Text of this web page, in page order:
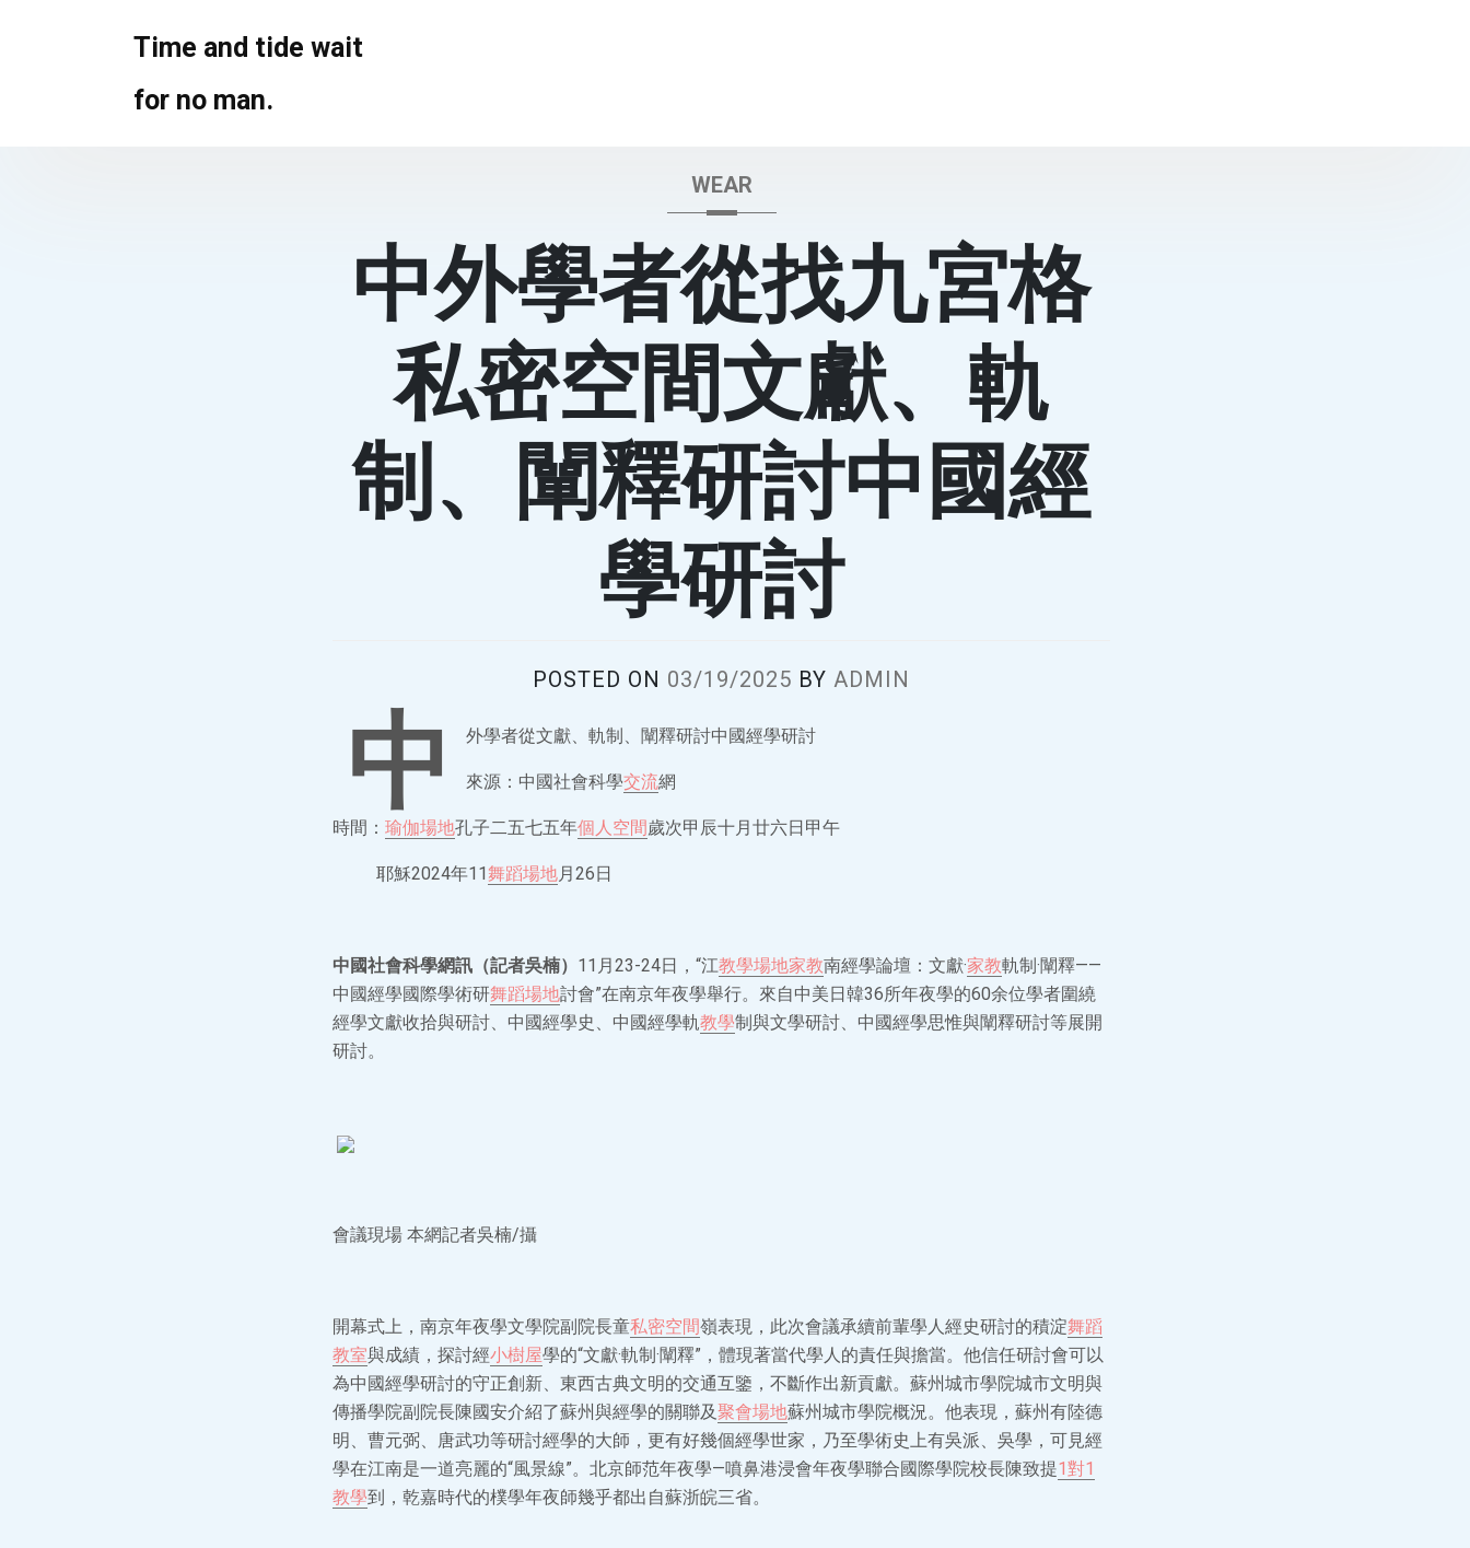
Time and tide wait
for no man.
WEAR
中外學者從找九宮格
私密空間文獻、軌
制、闡釋研討中國經
學研討
POSTED ON 03/19/2025 BY ADMIN
中 外學者從文獻、軌制、闡釋研討中國經學研討
來源：中國社會科學交流網
時間： 瑜伽場地孔子二五七五年個人空間歲次甲辰十月廿六日甲午
耶穌2024年11舞蹈場地月26日
中國社會科學網訊（記者吳楠） 11月23-24日，“江教學場地家教南經學論壇：文獻·家教軌制·闡釋——
中國經學國際學術研舞蹈場地討會”在南京年夜學舉行。來自中美日韓36所年夜學的60余位學者圍繞
經學文獻收拾與研討、中國經學史、中國經學軌教學制與文學研討、中國經學思惟與闡釋研討等展開
研討。
會議現場 本網記者吳楠/攝
開幕式上，南京年夜學文學院副院長童私密空間嶺表現，此次會議承續前輩學人經史研討的積淀舞蹈
教室與成績，探討經小樹屋學的“文獻·軌制·闡釋”，體現著當代學人的責任與擔當。他信任研討會可以
為中國經學研討的守正創新、東西古典文明的交通互鑒，不斷作出新貢獻。蘇州城市學院城市文明與
傳播學院副院長陳國安介紹了蘇州與經學的關聯及聚會場地蘇州城市學院概況。他表現，蘇州有陸德
明、曹元弼、唐武功等研討經學的大師，更有好幾個經學世家，乃至學術史上有吳派、吳學，可見經
學在江南是一道亮麗的“風景線”。北京師范年夜學—噴鼻港浸會年夜學聯合國際學院校長陳致提1對1
教學到，乾嘉時代的樸學年夜師幾乎都出自蘇浙皖三省。